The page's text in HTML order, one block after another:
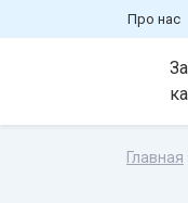
Про нас
Главная